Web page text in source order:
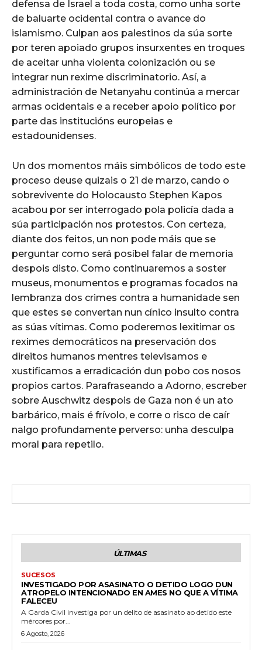
defensa de Israel a toda costa, como unha sorte
de baluarte ocidental contra o avance do
islamismo. Culpan aos palestinos da súa sorte
por teren apoiado grupos insurxentes en troques
de aceitar unha violenta colonización ou se
integrar nun rexime discriminatorio. Así, a
administración de Netanyahu continúa a mercar
armas ocidentais e a receber apoio político por
parte das institucións europeias e
estadounidenses.
Un dos momentos máis simbólicos de todo este
proceso deuse quizais o 21 de marzo, cando o
sobrevivente do Holocausto Stephen Kapos
acabou por ser interrogado pola policía dada a
súa participación nos protestos. Con certeza,
diante dos feitos, un non pode máis que se
perguntar como será posíbel falar de memoria
despois disto. Como continuaremos a soster
museus, monumentos e programas focados na
lembranza dos crimes contra a humanidade sen
que estes se convertan nun cínico insulto contra
as súas vítimas. Como poderemos lexitimar os
reximes democráticos na preservación dos
direitos humanos mentres televisamos e
xustificamos a erradicación dun pobo cos nosos
propios cartos. Parafraseando a Adorno, escreber
sobre Auschwitz despois de Gaza non é un ato
barbárico, mais é frívolo, e corre o risco de caír
nalgo profundamente perverso: unha desculpa
moral para repetilo.
ÚLTIMAS
SUCESOS
INVESTIGADO POR ASASINATO O DETIDO LOGO DUN
ATROPELO INTENCIONADO EN AMES NO QUE A VÍTIMA
FALECEU
A Garda Civil investiga por un delito de asasinato ao detido este
mércores por...
6 Agosto, 2026